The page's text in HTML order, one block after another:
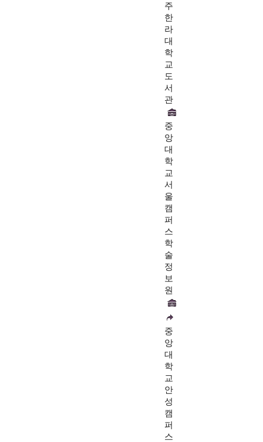
주
한
라
대
학
교
도
서
관
중
앙
대
학
교
서
울
캠
퍼
스
학
술
정
보
원
중
앙
대
학
교
안
성
캠
퍼
스